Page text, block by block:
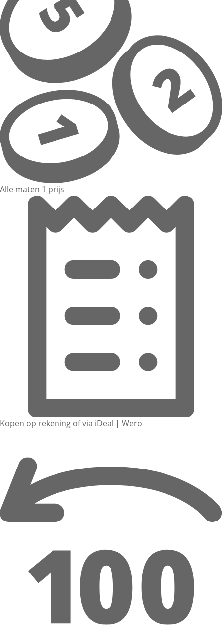
Alle maten 1 prijs
Kopen op rekening of via iDeal | Wero